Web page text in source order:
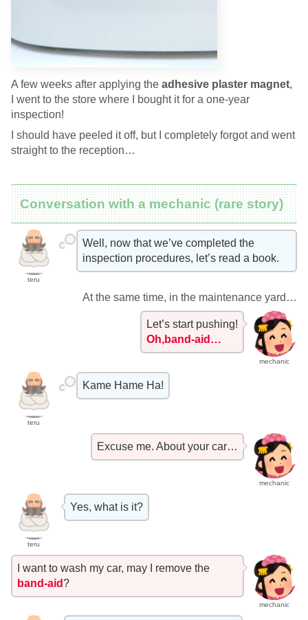
A few weeks after applying the adhesive plaster magnet,
I went to the store where I bought it for a one-year
inspection!
I should have peeled it off, but I completely forgot and went
straight to the reception…
Conversation with a mechanic (rare story)
teru
Well, now that we’ve completed the
inspection procedures, let’s read a book.
At the same time, in the maintenance yard…
mechanic
Let’s start pushing!
Oh,band-aid…
teru
Kame Hame Ha!
mechanic
Excuse me. About your car…
teru
Yes, what is it?
mechanic
I want to wash my car, may I remove the
band-aid?